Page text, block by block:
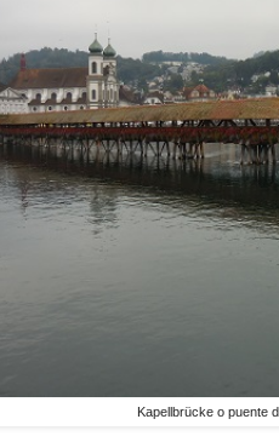
Kapellbrücke o puente